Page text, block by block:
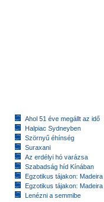
Ahol 51 éve megállt az idő
Halpiac Sydneyben
Szörnyű éhínség
Suraxani
Az erdélyi hó varázsa
Szabadság híd Kínában
Egzotikus tájakon:
Egzotikus tájakon:
Lenézni a semmibe